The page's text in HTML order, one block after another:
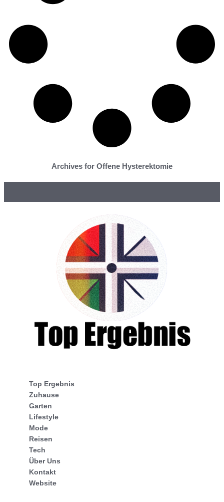
Archives for Offene Hysterektomie
Top Ergebnis
Zuhause
Garten
Lifestyle
Mode
Reisen
Tech
Über Uns
Kontakt
Website